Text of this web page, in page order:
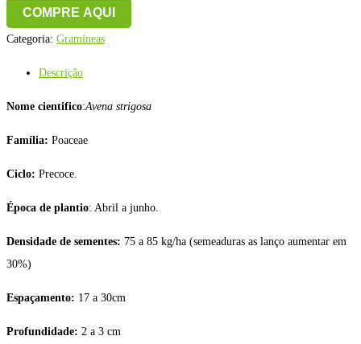
COMPRE AQUI
Categoria: Gramíneas
Descrição
Nome cientifico:Avena strigosa
Família: Poaceae
Ciclo: Precoce.
Época de plantio: Abril a junho.
Densidade de sementes: 75 a 85 kg/ha (semeaduras as lanço aumentar em
30%)
Espaçamento: 17 a 30cm
Profundidade: 2 a 3 cm